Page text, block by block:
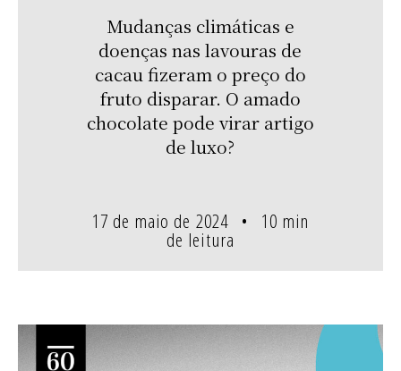
Mudanças climáticas e
doenças nas lavouras de
cacau fizeram o preço do
fruto disparar. O amado
chocolate pode virar artigo
de luxo?
17 de maio de 2024 10 min
de leitura